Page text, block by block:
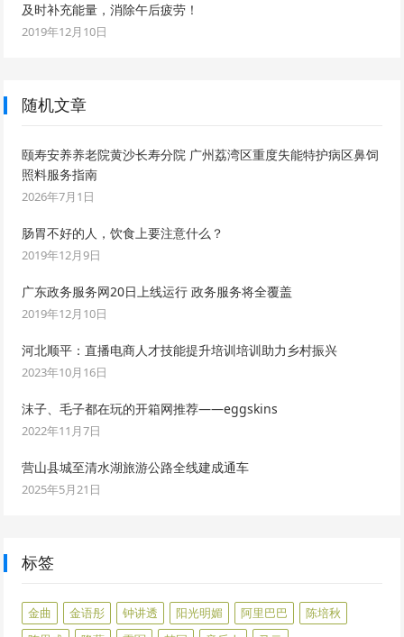
及时补充能量，消除午后疲劳！
2019年12月10日
随机文章
颐寿安养养老院黄沙长寿分院 广州荔湾区重度失能特护病区鼻饲
照料服务指南
2026年7月1日
肠胃不好的人，饮食上要注意什么？
2019年12月9日
广东政务服务网20日上线运行 政务服务将全覆盖
2019年12月10日
河北顺平：直播电商人才技能提升培训培训助力乡村振兴
2023年10月16日
沫子、毛子都在玩的开箱网推荐——eggskins
2022年11月7日
营山县城至清水湖旅游公路全线建成通车
2025年5月21日
标签
金曲 金语彤 钟讲透 阳光明媚 阿里巴巴
陈培秋